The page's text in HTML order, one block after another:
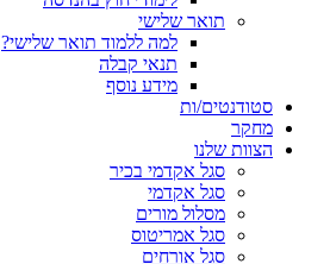
תואר שלישי
למה ללמוד תואר שלישי?
תנאי קבלה
מידע נוסף
סטודנטים/ות
מחקר
הצוות שלנו
סגל אקדמי בכיר
סגל אקדמי
מסלול מורים
סגל אמריטוס
סגל אורחים